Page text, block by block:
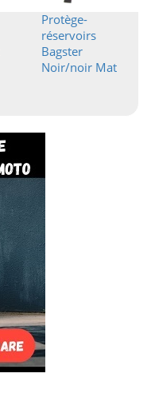
Protège-
réservoirs
Bagster
Noir/noir Mat